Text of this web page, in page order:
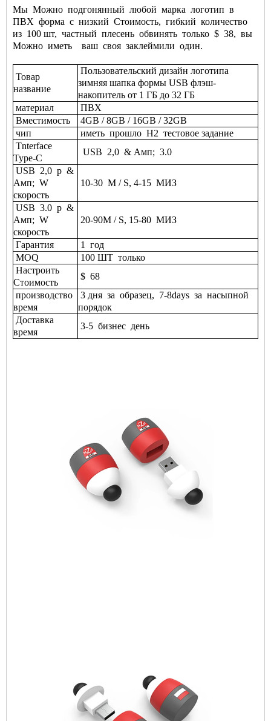
Мы Можно подгонянный любой марка логотип в
ПВХ форма с низкий Стоимость, гибкий количество
из 100 шт, частный плесень обвинять только $ 38, вы
Можно иметь ваш своя заклеймили один.
Товар
название
Пользовательский дизайн логотипа
зимняя шапка формы USB флэш-
накопитель от 1 ГБ до 32 ГБ
материал
ПВХ
Вместимость
4GB / 8GB / 16GB / 32GB
чип
иметь прошло H2 тестовое задание
Tnterface
Type-C
USB 2,0 & Амп; 3.0
USB 2,0 р &
Амп; W
скорость
10-30 M / S, 4-15 МИЗ
USB 3.0 р &
Амп; W
скорость
20-90M / S, 15-80 МИЗ
Гарантия 1
год
MOQ
100 ШТ только
Настроить
Стоимость
$ 68
производство
время
3 дня за образец, 7-8days за насыпной
порядок
Доставка
время
3-5 бизнес день